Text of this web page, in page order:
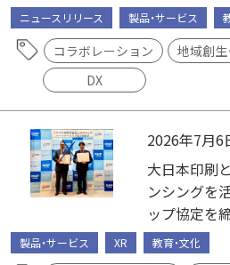
ニュースリリース 製品・サービス
コラボレーション
地域創生
DX
2026年7月6
大日本印刷
ンシングを
ップ協定を
製品・サービス XR 教育・文化